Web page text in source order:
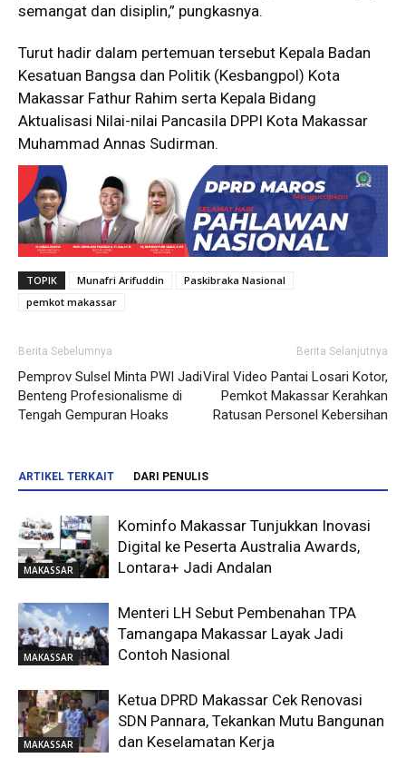
semangat dan disiplin,” pungkasnya.
Turut hadir dalam pertemuan tersebut Kepala Badan
Kesatuan Bangsa dan Politik (Kesbangpol) Kota
Makassar Fathur Rahim serta Kepala Bidang
Aktualisasi Nilai-nilai Pancasila DPPI Kota Makassar
Muhammad Annas Sudirman.
TOPIK Munafri Arifuddin
Paskibraka Nasional
pemkot makassar
Berita Sebelumnya
Pemprov Sulsel Minta PWI Jadi
Benteng Profesionalisme di
Tengah Gempuran Hoaks
Berita Selanjutnya
Viral Video Pantai Losari Kotor,
Pemkot Makassar Kerahkan
Ratusan Personel Kebersihan
ARTIKEL TERKAIT DARI PENULIS
MAKASSAR
Kominfo Makassar Tunjukkan Inovasi
Digital ke Peserta Australia Awards,
Lontara+ Jadi Andalan
MAKASSAR
Menteri LH Sebut Pembenahan TPA
Tamangapa Makassar Layak Jadi
Contoh Nasional
MAKASSAR
Ketua DPRD Makassar Cek Renovasi
SDN Pannara, Tekankan Mutu Bangunan
dan Keselamatan Kerja